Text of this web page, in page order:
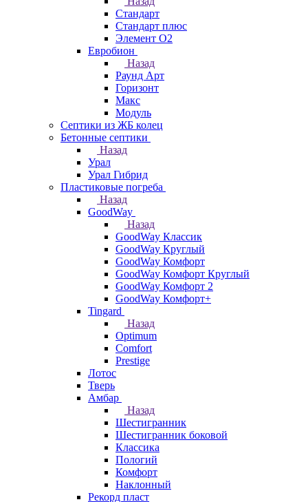
Стандарт
Стандарт плюс
Элемент О2
Евробион
Назад
Раунд Арт
Горизонт
Макс
Модуль
Септики из ЖБ колец
Бетонные септики
Назад
Урал
Урал Гибрид
Пластиковые погреба
Назад
GoodWay
Назад
GoodWay Классик
GoodWay Круглый
GoodWay Комфорт
GoodWay Комфорт Круглый
GoodWay Комфорт 2
GoodWay Комфорт+
Tingard
Назад
Optimum
Comfort
Prestige
Лотос
Тверь
Амбар
Назад
Шестигранник
Шестигранник боковой
Классика
Пологий
Комфорт
Наклонный
Рекорд пласт